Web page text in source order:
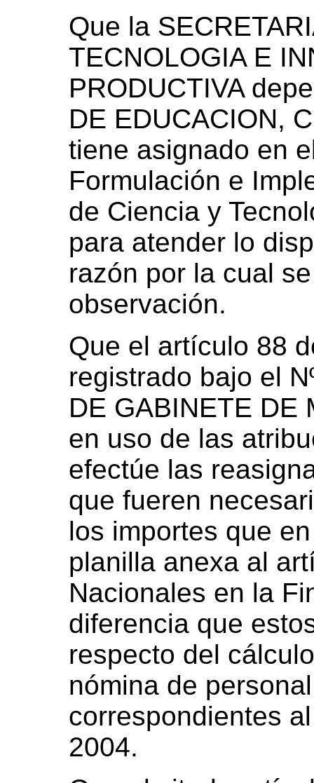
Que la
TECNOLOGIA E
PRODUCTIVA
DE EDUCACION,
tiene asignado en
Formulación e
de Ciencia y
para atender lo
razón por la cual
observación.
Que el artículo 88
registrado bajo el
DE GABINETE DE
en uso de las
efectúe las
que fueren
los importes que
planilla anexa al
Nacionales en la
diferencia que
respecto del
nómina de
correspondientes
2004.